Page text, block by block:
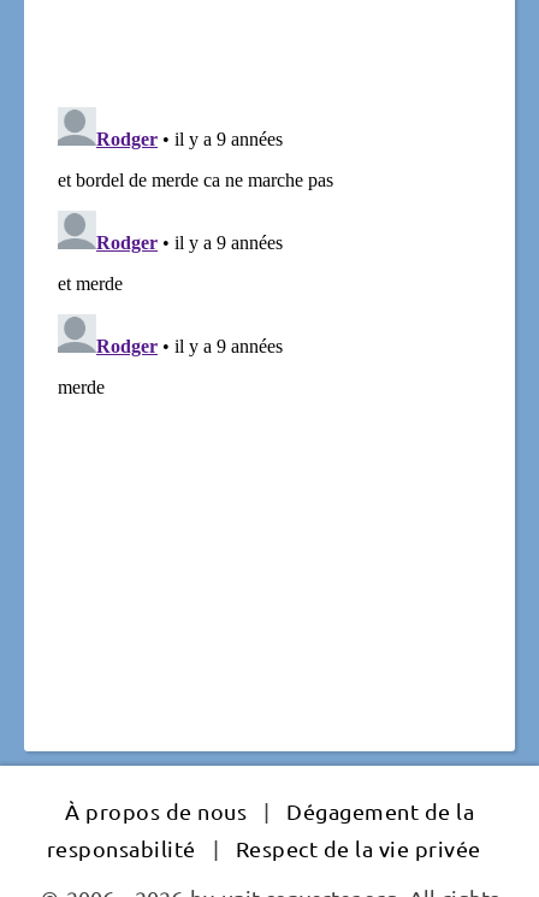
À propos de nous |
Dégagement de la
responsabilité
|
Respect de la vie privée